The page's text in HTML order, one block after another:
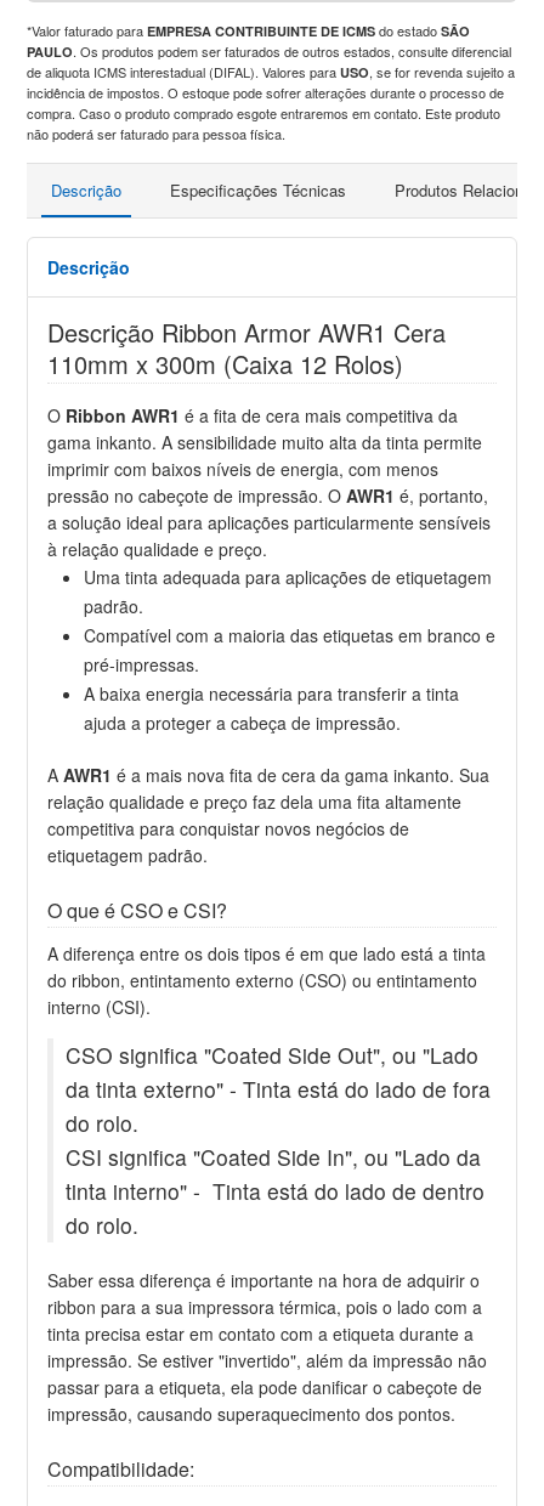
*Valor faturado paraEMPRESA CONTRIBUINTE DE ICMS do estadoSÃO
PAULO. Os produtos podem ser faturados de outros estados, consulte diferencial
de aliquota ICMS interestadual (DIFAL). Valores paraUSO, se for revenda sujeito a
incidência de impostos. O estoque pode sofrer alterações durante o processo de
compra. Caso o produto comprado esgote entraremos em contato. Este produto
não poderá ser faturado para pessoa física.
Descrição Especificações Técnicas Produtos
Descrição
Descrição Ribbon Armor AWR1 Cera
110mm x 300m (Caixa 12 Rolos)
O Ribbon AWR1 é a fita de cera mais competitiva da
gama inkanto. A sensibilidade muito alta da tinta permite
imprimir com baixos níveis de energia, com menos
pressão no cabeçote de impressão. OAWR1 é, portanto,
a solução ideal para aplicações particularmente sensíveis
à relação qualidade e preço.
Uma tinta adequada para aplicações de etiquetagem
padrão.
Compatível com a maioria das etiquetas em branco e
pré-impressas.
A baixa energia necessária para transferir a tinta
ajuda a proteger a cabeça de impressão.
AAWR1 é a mais nova fita de cera da gama inkanto. Sua
relação qualidade e preço faz dela uma fita altamente
competitiva para conquistar novos negócios de
etiquetagem padrão.
O que é CSO e CSI?
A diferença entre os dois tipos é em que lado está a tinta
do ribbon, entintamento externo (CSO) ou entintamento
interno (CSI).
CSO significa "Coated Side Out", ou "Lado
da tinta externo" - Tinta está do lado de fora
do rolo.
CSI significa "Coated Side In", ou "Lado da
tinta interno" - Tinta está do lado de dentro
do rolo.
Saber essa diferença é importante na hora de adquirir o
ribbon para a sua impressora térmica, pois o lado com a
tinta precisa estar em contato com a etiqueta durante a
impressão. Se estiver "invertido", além da impressão não
passar para a etiqueta, ela pode danificar o cabeçote de
impressão, causando superaquecimento dos pontos.
Compatibilidade: